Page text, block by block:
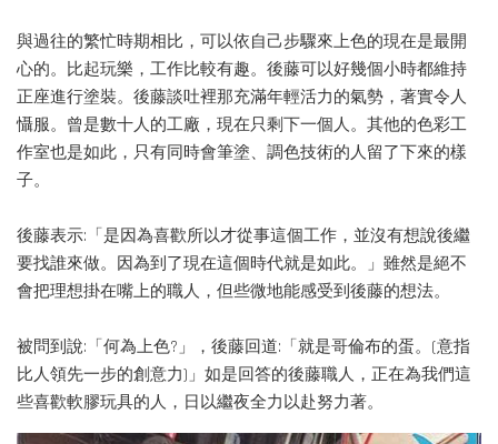
與過往的繁忙時期相比，可以依自己步驟來上色的現在是最開
心的。比起玩樂，工作比較有趣。後藤可以好幾個小時都維持
正座進行塗裝。後藤談吐裡那充滿年輕活力的氣勢，著實令人
懾服。曾是數十人的工廠，現在只剩下一個人。其他的色彩工
作室也是如此，只有同時會筆塗、調色技術的人留了下來的樣
子。
後藤表示:「是因為喜歡所以才從事這個工作，並沒有想說後繼
要找誰來做。因為到了現在這個時代就是如此。」雖然是絕不
會把理想掛在嘴上的職人，但些微地能感受到後藤的想法。
被問到說:「何為上色?」，後藤回道:「就是哥倫布的蛋。(意指
比人領先一步的創意力)」如是回答的後藤職人，正在為我們這
些喜歡軟膠玩具的人，日以繼夜全力以赴努力著。